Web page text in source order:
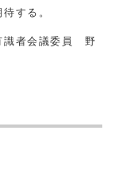
する。
識者会議委員 野